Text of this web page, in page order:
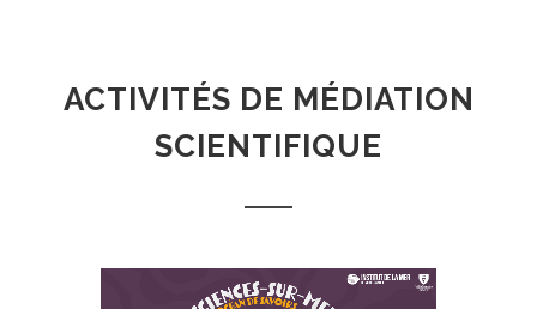
ACTIVITÉS DE MÉDIATION
SCIENTIFIQUE